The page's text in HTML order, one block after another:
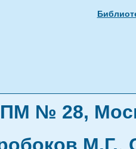
№ 28,
,